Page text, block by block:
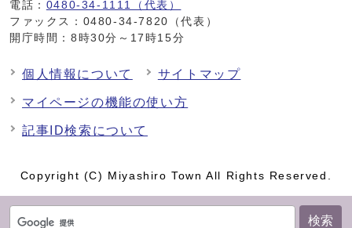
検索
電話： 0480-34-1111（代表）
ファックス：0480-34-7820（代表）
開庁時間：8時30分～17時15分
個人情報について サイトマップ
マイページの機能の使い方
記事ID検索について
Copyright (C) Miyashiro Town All Rights Reserved.